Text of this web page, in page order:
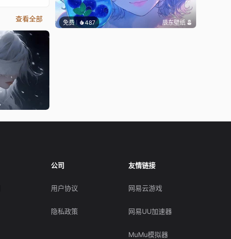
查看全部 免费 487 辰东壁纸
公司
用户协议
隐私政策
友情链接
网易云游戏
网易UU加速器
MuMu模拟器